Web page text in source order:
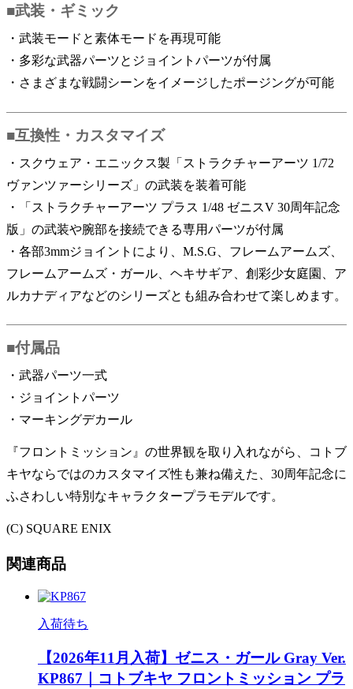
■武装・ギミック
・武装モードと素体モードを再現可能
・多彩な武器パーツとジョイントパーツが付属
・さまざまな戦闘シーンをイメージしたポージングが可能
■互換性・カスタマイズ
・スクウェア・エニックス製「ストラクチャーアーツ 1/72
ヴァンツァーシリーズ」の武装を装着可能
・「ストラクチャーアーツ プラス 1/48 ゼニスV 30周年記念
版」の武装や腕部を接続できる専用パーツが付属
・各部3mmジョイントにより、M.S.G、フレームアームズ、
フレームアームズ・ガール、ヘキサギア、創彩少女庭園、ア
ルカナディアなどのシリーズとも組み合わせて楽しめます。
■付属品
・武器パーツ一式
・ジョイントパーツ
・マーキングデカール
『フロントミッション』の世界観を取り入れながら、コトブ
キヤならではのカスタマイズ性も兼ね備えた、30周年記念に
ふさわしい特別なキャラクタープラモデルです。
(C) SQUARE ENIX
関連商品
入荷待ち
【2026年11月入荷】ゼニス・ガール Gray Ver.
KP867｜コトブキヤ フロントミッション プラ